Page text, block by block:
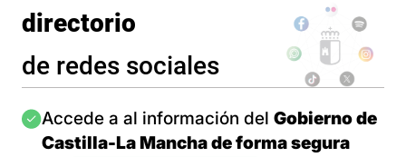
directorio
de redes sociales
Imagen
Accede a al información del Gobierno de
Castilla-La Mancha de forma segura